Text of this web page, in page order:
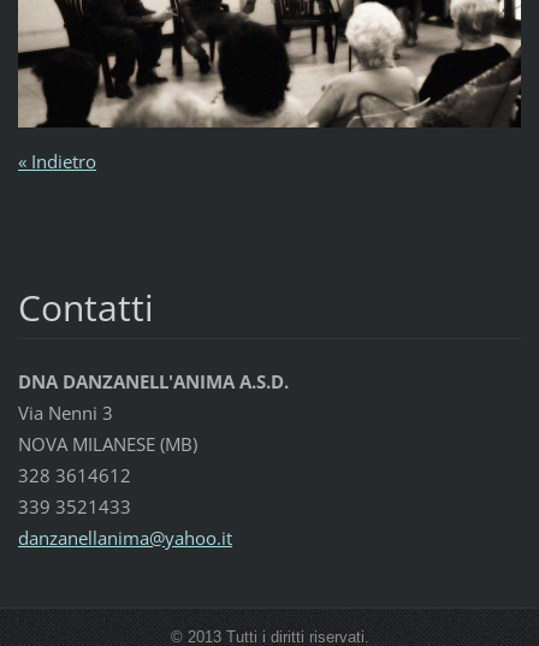
« Indietro
Contatti
DNA DANZANELL'ANIMA A.S.D.
Via Nenni 3
NOVA MILANESE (MB)
328 3614612
339 3521433
danzanellanima@yahoo.it
© 2013 Tutti i diritti riservati.